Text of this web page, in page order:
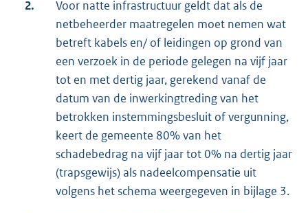
2.
Voor natte infrastructuur geldt dat als de
netbeheerder maatregelen moet nemen wat
betreft kabels en/ of leidingen op grond van
een verzoek in de periode gelegen na vijf jaar
tot en met dertig jaar, gerekend vanaf de
datum van de inwerkingtreding van het
betrokken instemmingsbesluit of vergunning,
keert de gemeente 80% van het
schadebedrag na vijf jaar tot 0% na dertig jaar
(trapsgewijs) als nadeelcompensatie uit
volgens het schema weergegeven in bijlage 3.